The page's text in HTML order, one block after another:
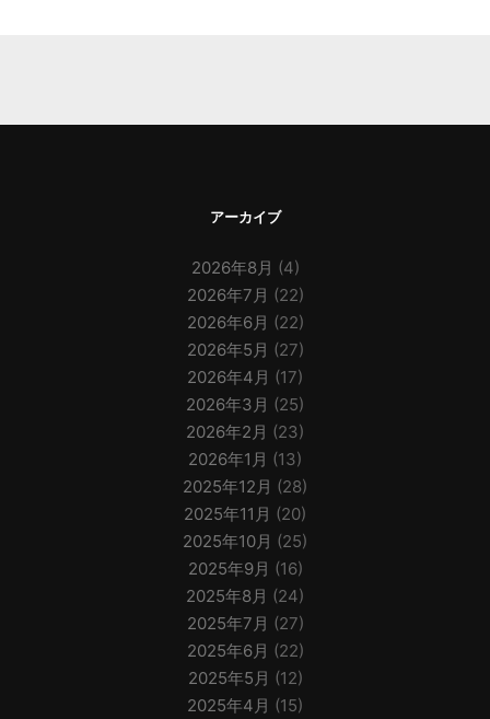
アーカイブ
2026年8月 (4)
2026年7月 (22)
2026年6月 (22)
2026年5月 (27)
2026年4月 (17)
2026年3月 (25)
2026年2月 (23)
2026年1月 (13)
2025年12月 (28)
2025年11月 (20)
2025年10月 (25)
2025年9月 (16)
2025年8月 (24)
2025年7月 (27)
2025年6月 (22)
2025年5月 (12)
2025年4月 (15)